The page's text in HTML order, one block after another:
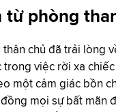
từ phòng
chủ đã trải lòng
việc rời xa
một cảm giác bồn
mọi sự bất mãn